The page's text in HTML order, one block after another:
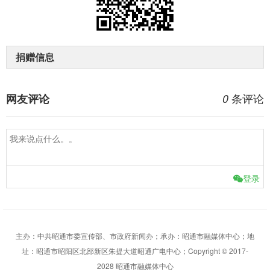
捐赠信息
0 条评论
网友评论
登录
主办：中共昭通市委宣传部、市政府新闻办；承办：昭通市融媒体中心；地
址：昭通市昭阳区北部新区朱提大道昭通广电中心；Copyright © 2017-
2028 昭通市融媒体中心